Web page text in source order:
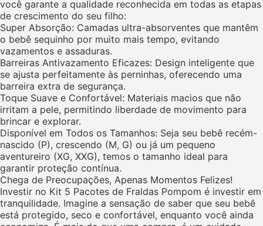
você garante a qualidade reconhecida em todas as etapas
de crescimento do seu filho:
Super Absorção: Camadas ultra-absorventes que mantêm
o bebê sequinho por muito mais tempo, evitando
vazamentos e assaduras.
Barreiras Antivazamento Eficazes: Design inteligente que
se ajusta perfeitamente às perninhas, oferecendo uma
barreira extra de segurança.
Toque Suave e Confortável: Materiais macios que não
irritam a pele, permitindo liberdade de movimento para
brincar e explorar.
Disponível em Todos os Tamanhos: Seja seu bebê recém-
nascido (P), crescendo (M, G) ou já um pequeno
aventureiro (XG, XXG), temos o tamanho ideal para
garantir proteção contínua.
Chega de Preocupações, Apenas Momentos Felizes!
Investir no Kit 5 Pacotes de Fraldas Pompom é investir em
tranquilidade. Imagine a sensação de saber que seu bebê
está protegido, seco e confortável, enquanto você ainda